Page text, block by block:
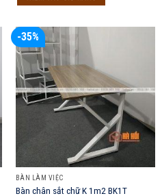
-35%
BÀN LÀM VIỆC
Bàn chân sắt chữ K 1m2 BK1T